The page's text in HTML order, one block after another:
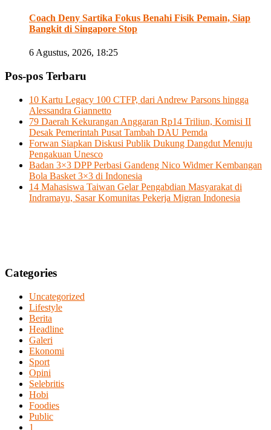
Coach Deny Sartika Fokus Benahi Fisik Pemain, Siap
Bangkit di Singapore Stop
6 Agustus, 2026, 18:25
Pos-pos Terbaru
10 Kartu Legacy 100 CTFP, dari Andrew Parsons hingga
Alessandra Giannetto
79 Daerah Kekurangan Anggaran Rp14 Triliun, Komisi II
Desak Pemerintah Pusat Tambah DAU Pemda
Forwan Siapkan Diskusi Publik Dukung Dangdut Menuju
Pengakuan Unesco
Badan 3×3 DPP Perbasi Gandeng Nico Widmer Kembangan
Bola Basket 3×3 di Indonesia
14 Mahasiswa Taiwan Gelar Pengabdian Masyarakat di
Indramayu, Sasar Komunitas Pekerja Migran Indonesia
Categories
Uncategorized
Lifestyle
Berita
Headline
Galeri
Ekonomi
Sport
Opini
Selebritis
Hobi
Foodies
Public
1